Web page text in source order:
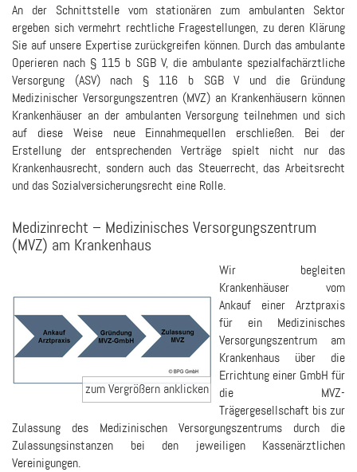
An der Schnittstelle vom stationären zum ambulanten Sektor
ergeben sich vermehrt rechtliche Fragestellungen, zu deren Klärung
Sie auf unsere Expertise zurückgreifen können. Durch das ambulante
Operieren nach § 115 b SGB V, die ambulante spezialfachärztliche
Versorgung (ASV) nach § 116 b SGB V und die Gründung
Medizinischer Versorgungszentren (MVZ) an Krankenhäusern können
Krankenhäuser an der ambulanten Versorgung teilnehmen und sich
auf diese Weise neue Einnahmequellen erschließen. Bei der
Erstellung der entsprechenden Verträge spielt nicht nur das
Krankenhausrecht, sondern auch das Steuerrecht, das Arbeitsrecht
und das Sozialversicherungsrecht eine Rolle.
Medizinrecht – Medizinisches Versorgungszentrum
(MVZ) am Krankenhaus
Wir begleiten
Krankenhäuser vom
Ankauf einer Arztpraxis
für ein Medizinisches
Versorgungszentrum am
Krankenhaus über die
Errichtung einer GmbH für
die MVZ-
Trägergesellschaft bis zur
Zulassung des Medizinischen Versorgungszentrums durch die
Zulassungsinstanzen bei den jeweiligen Kassenärztlichen
Vereinigungen.